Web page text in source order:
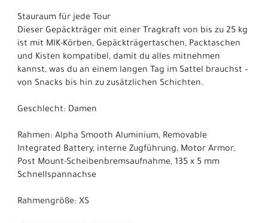
Stauraum für jede Tour
Dieser Gepäckträger mit einer Tragkraft von bis zu 25 kg
ist mit MIK-Körben, Gepäckträgertaschen, Packtaschen
und Kisten kompatibel, damit du alles mitnehmen
kannst, was du an einem langen Tag im Sattel brauchst –
von Snacks bis hin zu zusätzlichen Schichten.
Geschlecht: Damen
Rahmen: Alpha Smooth Aluminium, Removable
Integrated Battery, interne Zugführung, Motor Armor,
Post Mount-Scheibenbremsaufnahme, 135 x 5 mm
Schnellspannachse
Rahmengröße: XS